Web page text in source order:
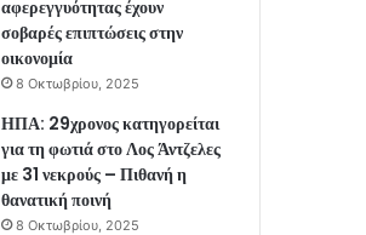
αφερεγγυότητας έχουν
σοβαρές επιπτώσεις στην
οικονομία
8 Οκτωβρίου, 2025
ΗΠΑ: 29χρονος κατηγορείται
για τη φωτιά στο Λος Άντζελες
με 31 νεκρούς – Πιθανή η
θανατική ποινή
8 Οκτωβρίου, 2025